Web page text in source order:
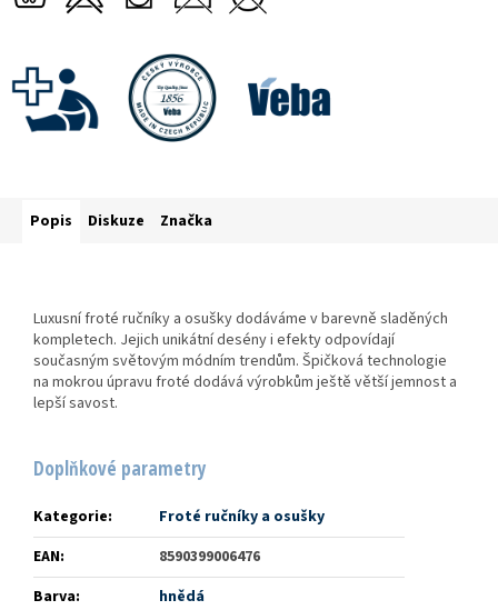
Popis Diskuze Značka
Luxusní froté ručníky a osušky dodáváme v barevně sladěných
kompletech. Jejich unikátní desény i efekty odpovídají
současným světovým módním trendům. Špičková technologie
na mokrou úpravu froté dodává výrobkům ještě větší jemnost a
lepší savost.
Doplňkové parametry
Kategorie:
Froté ručníky a osušky
EAN:
8590399006476
Barva:
hnědá